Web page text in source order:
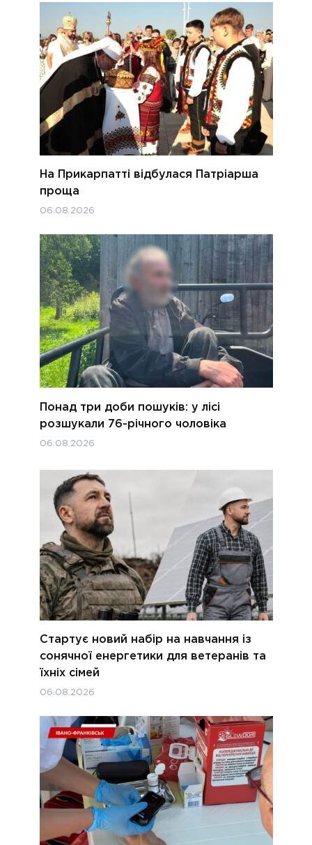
На Прикарпатті відбулася Патріарша
проща
06.08.2026
Понад три доби пошуків: у лісі
розшукали 76-річного чоловіка
06.08.2026
Стартує новий набір на навчання із
сонячної енергетики для ветеранів та
їхніх сімей
06.08.2026